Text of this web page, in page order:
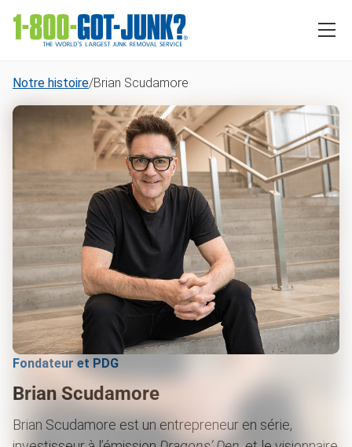
Notre histoire/Brian Scudamore
Fondateur et PDG
Brian Scudamore
Brian Scudamore est un entrepreneur en série,